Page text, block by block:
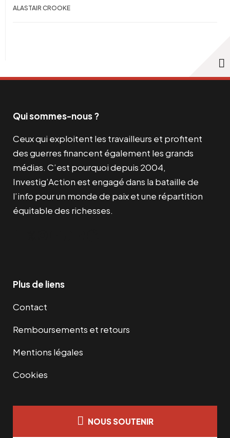
ALASTAIR CROOKE
Qui sommes-nous ?
Ceux qui exploitent les travailleurs et profitent
des guerres financent également les grands
médias. C’est pourquoi depuis 2004,
Investig’Action est engagé dans la bataille de
l’info pour un monde de paix et une répartition
équitable des richesses.
Plus de liens
Contact
Remboursements et retours
Mentions légales
Cookies
NOUS SOUTENIR